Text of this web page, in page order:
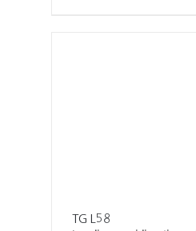
TG L58